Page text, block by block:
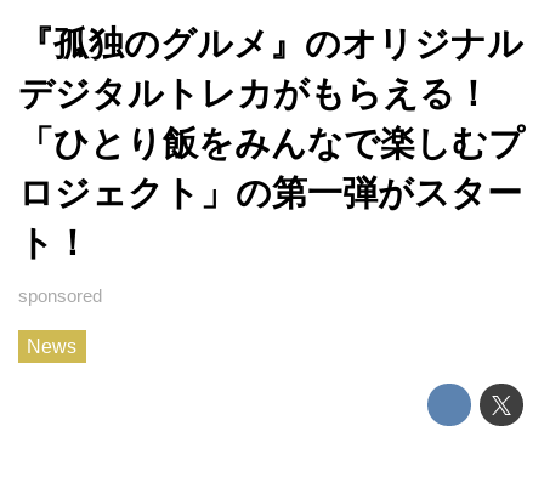
『孤独のグルメ』のオリジナル
デジタルトレカがもらえる！
「ひとり飯をみんなで楽しむプ
ロジェクト」の第一弾がスター
ト！
News